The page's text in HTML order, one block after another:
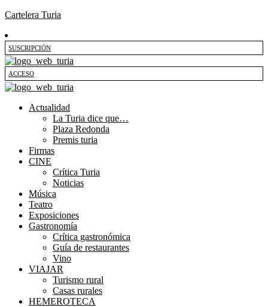
Cartelera Turia
SUSCRIPCIÓN
ACCESO
Actualidad
La Turia dice que…
Plaza Redonda
Premis turia
Firmas
CINE
Crítica Turia
Noticias
Música
Teatro
Exposiciones
Gastronomía
Crítica gastronómica
Guía de restaurantes
Vino
VIAJAR
Turismo rural
Casas rurales
HEMEROTECA